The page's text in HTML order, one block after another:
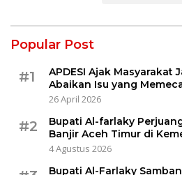
Popular Post
#1
APDESI Ajak Masyarakat
Abaikan Isu yang
26 April 2026
#2
Bupati Al-farlaky
Banjir Aceh Timur di
4 Agustus 2026
Bupati Al-Farlaky